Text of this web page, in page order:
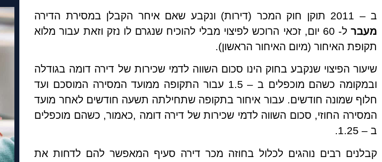
ב – 2011 תוקן חוק המכר (דירות) ונקבע שאם איחר הקבלן במסירת הדירה
מעבר
ל- 60 יום, זכאי הרוכש לפיצוי מבלי להוכיח שנגרם לו נזק וזאת עבור מלוא
תקופת האיחור (מיום האיחור הראשון).
שיעור הפיצוי שנקבע בחוק הינו סכום השווה לדמי שכירות של דירה דומה בגודלה
ובמקומה כשהם מוכפלים ב – 1.5 עבור התקופה ממועד המסירה המוסכם ועד
חלוף שמונה חודשים. עבור איחור בתקופה שתחילתה תשעה חודשים לאחר מועד
המסירה החוזי, סכום השווה לדמי שכירות של דירה דומה ,כאמור, כשהם מוכפלים
ב – 1.25.
קבלנים רבים נוהגים לכלול בחוזה מכר דירה סעיף המאפשר להם לדחות את